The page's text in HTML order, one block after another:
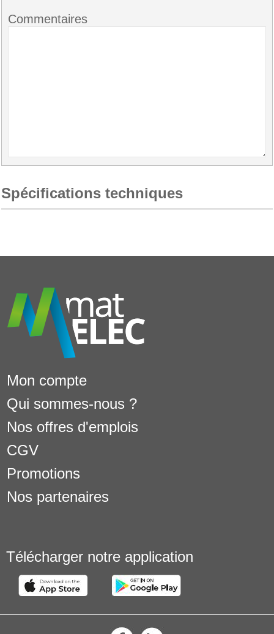
Commentaires
Spécifications techniques
Mon compte
Qui sommes-nous ?
Nos offres d'emplois
CGV
Promotions
Nos partenaires
Télécharger notre application